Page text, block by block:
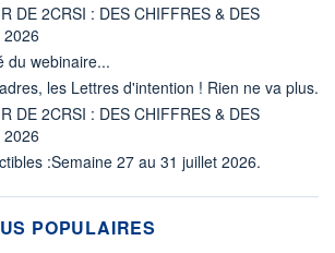
DE 2CRSI : DES CHIFFRES & DES
2026
du webinaire...
les Lettres d'intention ! Rien ne va plus.
DE 2CRSI : DES CHIFFRES & DES
2026
:Semaine 27 au 31 juillet 2026.
POPULAIRES